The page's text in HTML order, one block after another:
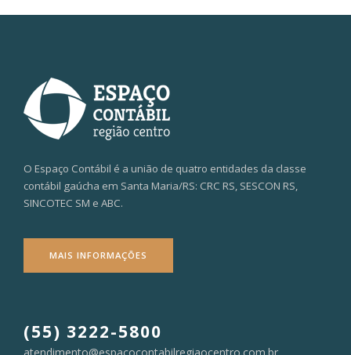
O Espaço Contábil é a união de quatro entidades da classe
contábil gaúcha em Santa Maria/RS: CRC RS, SESCON RS,
SINCOTEC SM e ABC.
MAIS INFORMAÇÕES
(55) 3222-5800